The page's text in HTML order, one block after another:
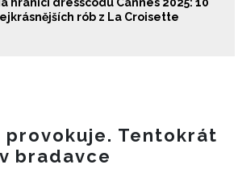
rób z La Croisette
provokuje. Tentokrát
bradavce